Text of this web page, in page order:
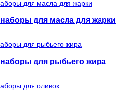
для масла для жарки
для рыбьего жира